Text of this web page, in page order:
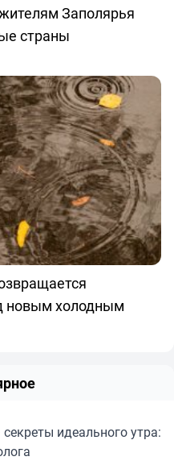
Заполярья
страны
новым холодным
идеального утра: